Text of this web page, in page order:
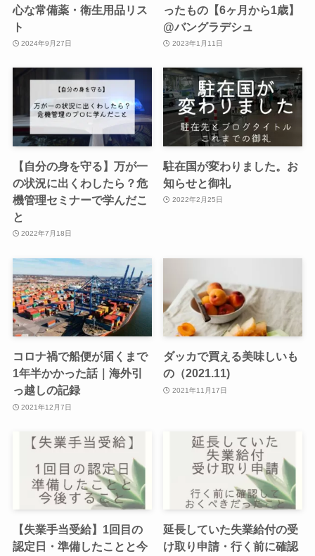
心な常備薬・衛生用品リス
ト
2024年9月27日
ったもの【6ヶ月から1歳】
@バングラデシュ
2023年1月11日
【自分の身を守る】万が一
の状況に出くわしたら？危
機管理セミナーで学んだこ
と
2022年7月18日
駐在国が変わりました。お
知らせと御礼
2022年2月25日
コロナ禍で船便が届くまで
1年半かかった話｜海外引
っ越しの記録
2021年12月7日
ダッカで買える美味しいも
の（2021.11)
2021年11月17日
【失業手当受給】1回目の
認定日・準備したことと今
延長していた失業給付の受
け取り申請・行く前に確認